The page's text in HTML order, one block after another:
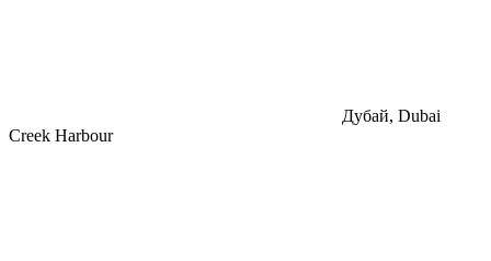
Дубай, Dubai
Creek Harbour